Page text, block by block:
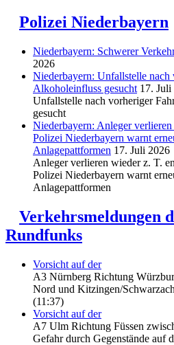
Polizei Niederbayern
Niederbayern: Schwerer
2026
Niederbayern: Unfallstelle nach
Alkoholeinfluss gesucht 17. Juli
Unfallstelle nach vorheriger
gesucht
Niederbayern: Anleger
Polizei Niederbayern warnt
Anlagepattformen 17. Juli 2026
Anleger verlieren wieder z. T.
Polizei Niederbayern warnt
Anlagepattformen
Verkehrsmeldungen
Rundfunks
Vorsicht auf der
A3 Nürnberg Richtung
Nord und Kitzingen/
(11:37)
Vorsicht auf der
A7 Ulm Richtung Füssen
Gefahr durch Gegenstände auf